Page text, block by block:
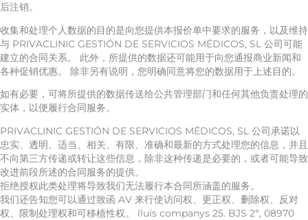
后注销。
收集和处理个人数据的目的是向您提供本报价单中要求的服务，以及维持
与 PRIVACLINIC GESTIÓN DE SERVICIOS MÉDICOS, SL 公司可能
建立的合同关系。 此外，所提供的数据还可能用于向您通报商业新闻和
各种促销优惠。 除非另有说明，您明确同意将您的数据用于上述目的。
如有必要，可将所提供的数据传送给公共管理部门和任何其他负责处理的
实体，以便履行合同服务。
PRIVACLINIC GESTIÓN DE SERVICIOS MÉDICOS, SL 公司承诺以
忠实、透明、适当、相关、有限、准确和最新的方式处理您的信息，并且
不向第三方传递或转让这些信息，除非这种传递是必要的，或者可能导致
改进前段所述的合同服务的提供。
拒绝授权此类处理将导致我们无法履行本合同所涵盖的服务。
我们还告知您可以通过致函 AV 来行使访问权、更正权、删除权、反对
权、限制处理权和可移植性权。 lluís companys 25. BJS 2ª, 08970